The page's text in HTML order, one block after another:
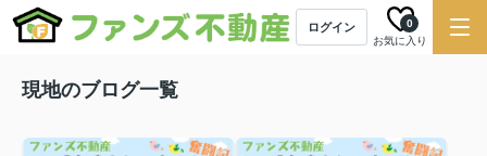
ログイン
お気に入り
0
現地のブログ一覧